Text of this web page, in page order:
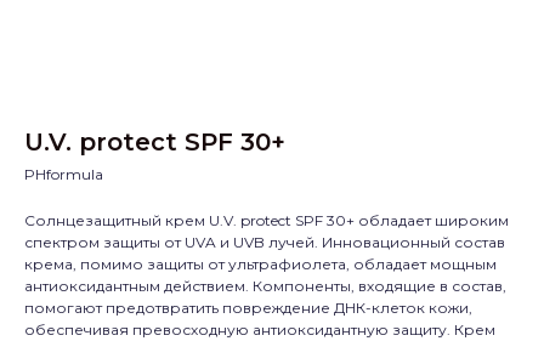
U.V. protect SPF 30+
PHformula
Солнцезащитный крем U.V. protect SPF 30+ обладает широким
спектром защиты от UVA и UVB лучей. Инновационный состав
крема, помимо защиты от ультрафиолета, обладает мощным
антиоксидантным действием. Компоненты, входящие в состав,
помогают предотвратить повреждение ДНК-клеток кожи,
обеспечивая превосходную антиоксидантную защиту. Крем